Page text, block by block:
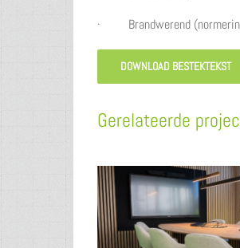
· Brandwerend
DOWNLOAD BESTEKTEKST
Gerelateerde